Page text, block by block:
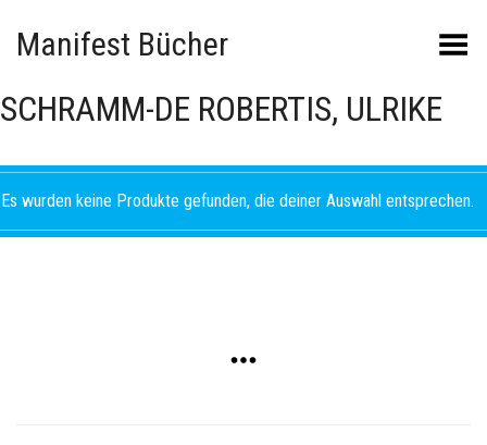
Manifest Bücher Menü umschalten
SCHRAMM-DE ROBERTIS, ULRIKE
Es wurden keine Produkte gefunden, die deiner Auswahl entsprechen.